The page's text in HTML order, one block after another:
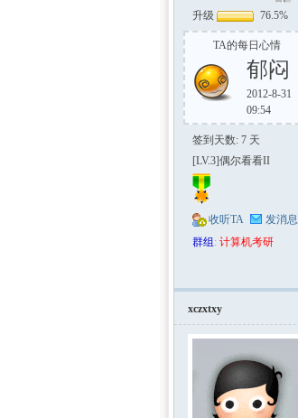
升级 76.5%
TA的每日心情
郁闷
2012-8-31
09:54
签到天数: 7 天
[LV.3]偶尔看看II
收听TA
发消息
群组 : 计算机考研
xczxtxy